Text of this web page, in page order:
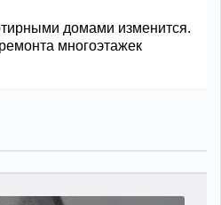
домами изменится.
многоэтажек